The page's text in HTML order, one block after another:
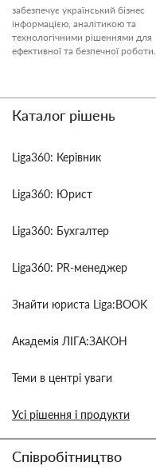
забезпечує український бізнес
інформацією, аналітикою та
технологічними рішеннями для
ефективної та безпечної роботи.
Каталог рішень
Liga360: Керівник
Liga360: Юрист
Liga360: Бухгалтер
Liga360: PR-менеджер
Знайти юриста Liga:BOOK
Академія ЛІГА:ЗАКОН
Теми в центрі уваги
Усі рішення і продукти
Співробітництво